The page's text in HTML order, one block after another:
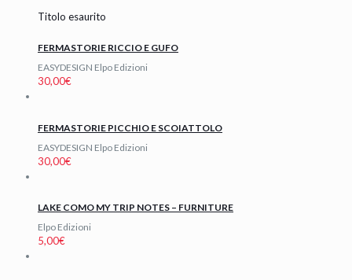
Titolo esaurito
FERMASTORIE RICCIO E GUFO
EASYDESIGN Elpo Edizioni
30,00€
FERMASTORIE PICCHIO E SCOIATTOLO
EASYDESIGN Elpo Edizioni
30,00€
LAKE COMO MY TRIP NOTES – FURNITURE
Elpo Edizioni
5,00€